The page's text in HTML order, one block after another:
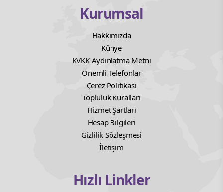
Kurumsal
Hakkımızda
Künye
KVKK Aydınlatma Metni
Önemli Telefonlar
Çerez Politikası
Topluluk Kuralları
Hizmet Şartları
Hesap Bilgileri
Gizlilik Sözleşmesi
İletişim
Hızlı Linkler